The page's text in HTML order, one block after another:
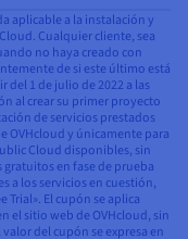
aplicable a la instalación y
Cualquier cliente, sea
no haya creado con
de si este último está
del 1 de julio de 2022 a las
al crear su primer proyecto
de servicios prestados
OVHcloud y únicamente para
Cloud disponibles, sin
en fase de prueba
a los servicios en cuestión,
El cupón se aplica
el sitio web de OVHcloud, sin
del cupón se expresa en